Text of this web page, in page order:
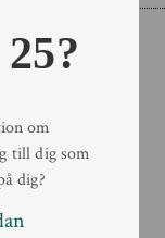
om
till dig som
dig?